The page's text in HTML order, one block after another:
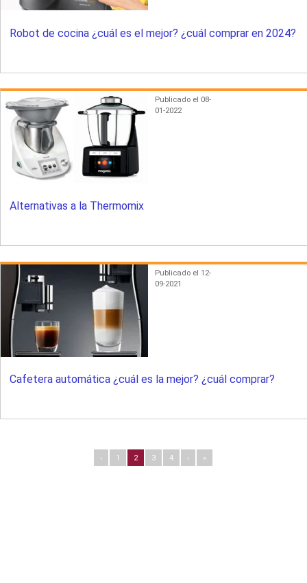
Robot de cocina ¿cuál es el mejor? ¿cuál comprar en 2024?
Publicado el 08-
01-2022
Alternativas a la Thermomix
Publicado el 12-
09-2021
Cafetera automática ¿cuál es la mejor? ¿cuál comprar?
‹ 1 2 3 4 › »